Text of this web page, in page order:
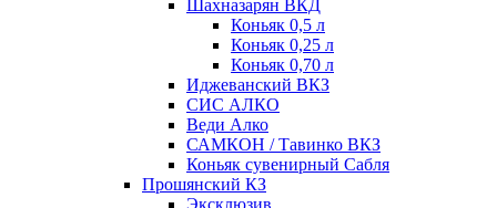
Шахназарян ВКД
Коньяк 0,5 л
Коньяк 0,25 л
Коньяк 0,70 л
Иджеванский ВКЗ
СИС АЛКО
Веди Алко
САМКОН / Тавинко ВКЗ
Коньяк сувенирный Сабля
Прошянский КЗ
Эксклюзив